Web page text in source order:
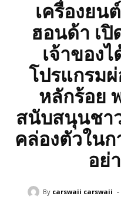
เครื่องยน
ฮอนด้า เปิ
เจ้าของ
โปรแกรม
หลักร้อย
สนับสนุนชา
คล่องตัวใน
อย่
By carswaii carswaii -